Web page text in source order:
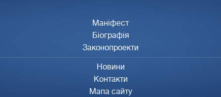
Маніфест
Біографія
Законопроекти
Новини
Контакти
Мапа сайту